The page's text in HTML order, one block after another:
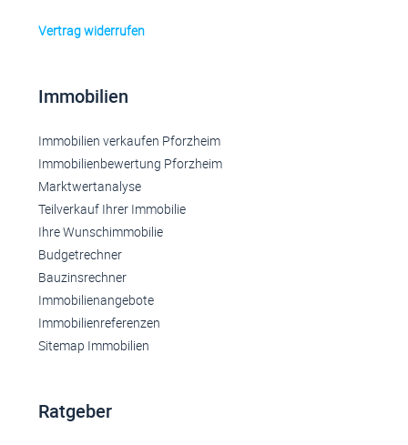
Vertrag widerrufen
Immobilien
Immobilien verkaufen Pforzheim
Immobilienbewertung Pforzheim
Marktwertanalyse
Teilverkauf Ihrer Immobilie
Ihre Wunschimmobilie
Budgetrechner
Bauzinsrechner
Immobilienangebote
Immobilienreferenzen
Sitemap Immobilien
Ratgeber